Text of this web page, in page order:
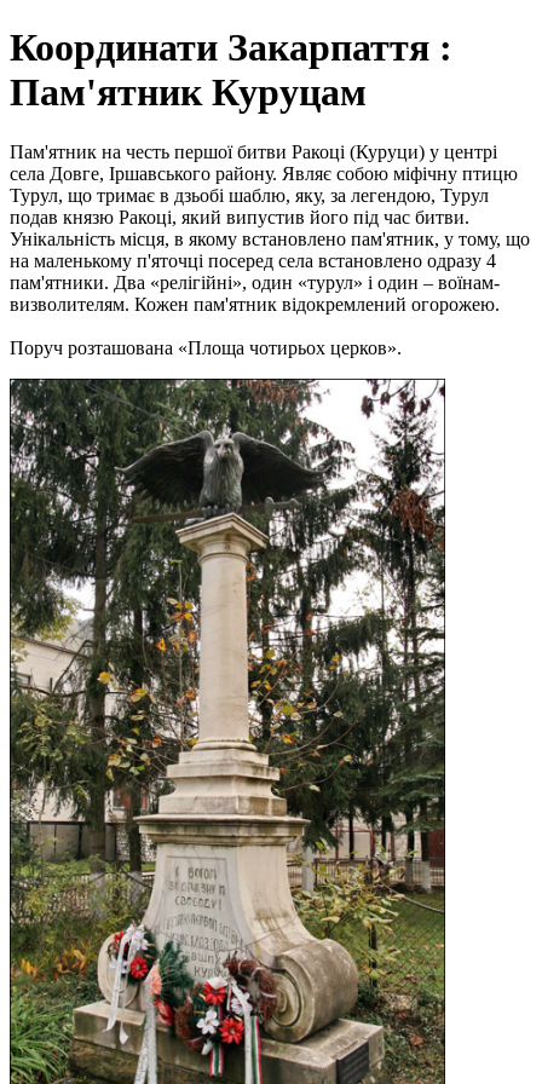
Координати Закарпаття :
Пам'ятник Куруцам
Пам'ятник на честь першої битви Ракоці (Куруци) у центрі
села Довге, Іршавського району. Являє собою міфічну птицю
Турул, що тримає в дзьобі шаблю, яку, за легендою, Турул
подав князю Ракоці, який випустив його під час битви.
Унікальність місця, в якому встановлено пам'ятник, у тому, що
на маленькому п'яточці посеред села встановлено одразу 4
пам'ятники. Два «релігійні», один «турул» і один – воїнам-
визволителям. Кожен пам'ятник відокремлений огорожею.
Поруч розташована «Площа чотирьох церков».